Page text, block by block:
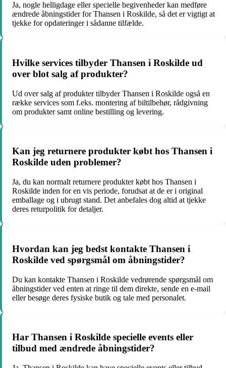
Ja, nogle helligdage eller specielle begivenheder kan medføre
ændrede åbningstider for Thansen i Roskilde, så det er vigtigt at
tjekke for opdateringer i sådanne tilfælde.
Hvilke services tilbyder Thansen i Roskilde ud
over blot salg af produkter?
Ud over salg af produkter tilbyder Thansen i Roskilde også en
række services som f.eks. montering af biltilbehør, rådgivning
om produkter samt online bestilling og levering.
Kan jeg returnere produkter købt hos Thansen i
Roskilde uden problemer?
Ja, du kan normalt returnere produkter købt hos Thansen i
Roskilde inden for en vis periode, forudsat at de er i original
emballage og i ubrugt stand. Det anbefales dog altid at tjekke
deres returpolitik for detaljer.
Hvordan kan jeg bedst kontakte Thansen i
Roskilde ved spørgsmål om åbningstider?
Du kan kontakte Thansen i Roskilde vedrørende spørgsmål om
åbningstider ved enten at ringe til dem direkte, sende en e-mail
eller besøge deres fysiske butik og tale med personalet.
Har Thansen i Roskilde specielle events eller
tilbud med ændrede åbningstider?